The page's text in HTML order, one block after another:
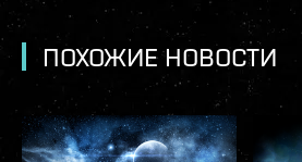
ПОХОЖИЕ НОВОСТИ